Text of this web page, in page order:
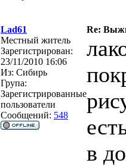
Lad61
Re:
Местный житель
Зарегистрирован:
23/11/2010 16:06
Из: Сибирь
Група:
Зарегистрированные
пользователи
Сообщений: 548
в